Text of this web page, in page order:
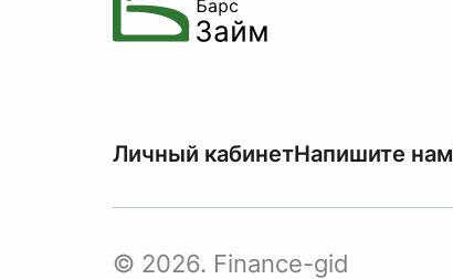
Личный кабинетНапишите нам
© 2026. Finance-gid